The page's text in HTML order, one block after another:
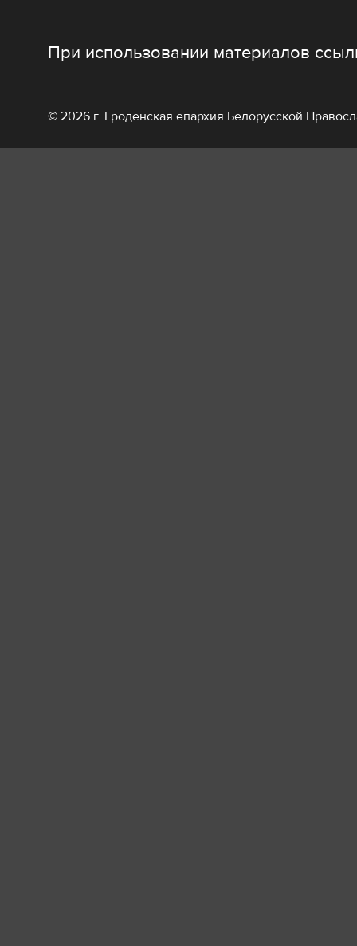
При использовании материалов
© 2026 г. Гроденская епархия Белорусской